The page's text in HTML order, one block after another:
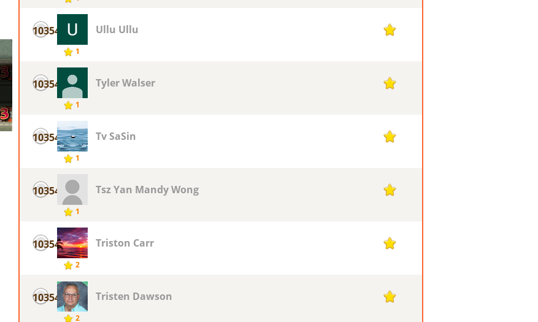
10354
1
Ullu Ullu 1
10354
1
Tyler Walser 1
10354
1
Tv SaSin 1
10354
1
Tsz Yan Mandy Wong 1
10354
2
Triston Carr 1
10354
2
Tristen Dawson 1